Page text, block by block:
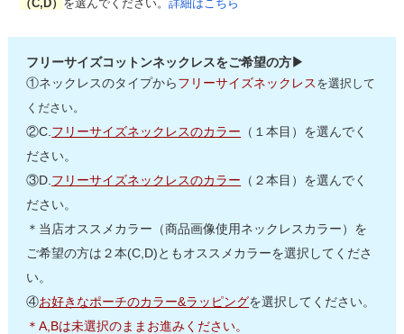
（C,D） を選んでください。 詳細はこちら
フリーサイズコットンネックレスをご希望の方▶
①ネックレスのタイプから フリーサイズネックレス を選択して
ください。
②C. フリーサイズネックレスのカラー （１本目）を選んでく
ださい。
③D. フリーサイズネックレスのカラー （２本目）を選んでく
ださい。
＊当店オススメカラー（商品画像使用ネックレスカラー）を
ご希望の方は２本(C,D)ともオススメカラーを選択してくださ
い。
④お好きなポーチのカラー&ラッピングを選択してください。
＊A,Bは未選択のままお進みください。